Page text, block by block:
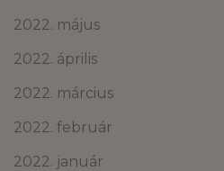
2022. május
2022. április
2022. március
2022. február
2022. január